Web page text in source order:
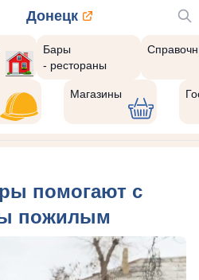
Донецк
Бары
- рестораны
Магазины
помогают с
пожилым